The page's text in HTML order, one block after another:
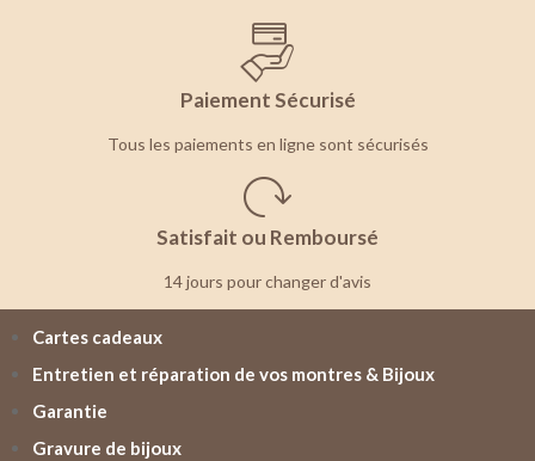
Paiement Sécurisé
Tous les paiements en ligne sont sécurisés
Satisfait ou Remboursé
14 jours pour changer d'avis
Cartes cadeaux
Entretien et réparation de vos montres & Bijoux
Garantie
Gravure de bijoux